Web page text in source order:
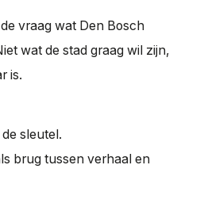
vraag wat Den Bosch
wat de stad graag wil zijn,
is.
sleutel.
brug tussen verhaal en